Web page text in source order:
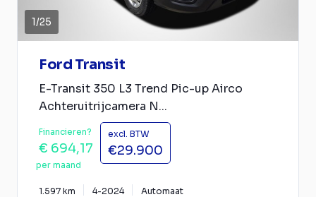
1/25
Ford Transit
E-Transit 350 L3 Trend Pic-up Airco
Achteruitrijcamera N...
Financieren?
€ 694,17
per maand
excl. BTW
€29.900
1.597 km 4-2024 Automaat